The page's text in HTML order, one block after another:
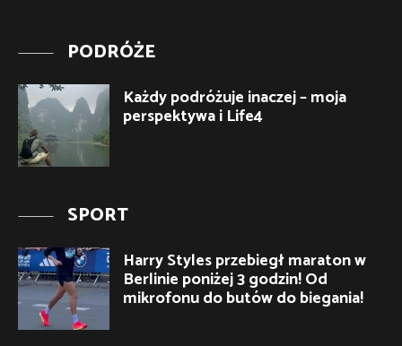
PODRÓŻE
Każdy podróżuje inaczej – moja
perspektywa i Life4
SPORT
Harry Styles przebiegł maraton w
Berlinie poniżej 3 godzin! Od
mikrofonu do butów do biegania!